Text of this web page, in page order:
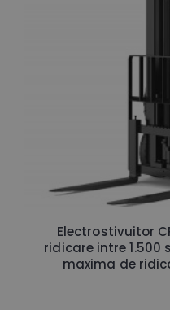
Electrostivuitor
ridicare intre 1.500
maxima de